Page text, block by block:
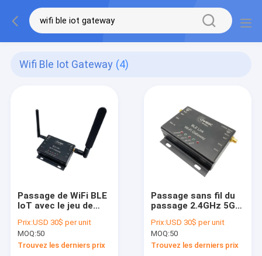
Wifi Ble Iot Gateway (4)
Passage de WiFi BLE
IoT avec le jeu de
Cc3235 de TI
Prix:USD 30$ per unit
MOQ:50
Trouvez les derniers prix
Passage sans fil du
passage 2.4GHz 5G
GW3562BB IoT
Prix:USD 30$ per unit
MOQ:50
Trouvez les derniers prix